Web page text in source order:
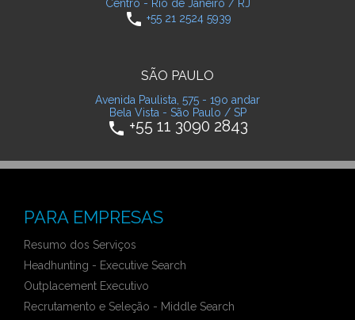
Centro - Rio de Janeiro / RJ
phone +55 21 2524 5939
SÃO PAULO
Avenida Paulista, 575 - 19o andar
Bela Vista - São Paulo / SP
phone +55 11 3090 2843
PARA EMPRESAS
Resumo dos Serviços
Headhunting - Executive Search
Outplacement Executivo
Recrutamento e Seleção - Middle Search